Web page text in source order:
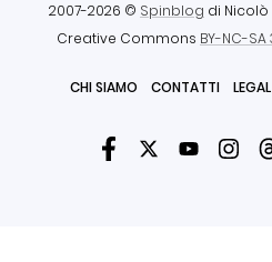
2007-2026 © Spinblog di
Creative Commons BY-NC-SA
CHI SIAMO CONTATTI LEGAL